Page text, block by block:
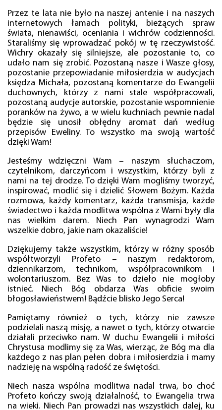
Przez te lata nie było na naszej antenie i na naszych
internetowych łamach polityki, bieżących spraw
świata, nienawiści, oceniania i wichrów codzienności.
Staraliśmy się wprowadzać pokój w tę rzeczywistość.
Wichry okazały się silniejsze, ale pozostanie to, co
udało nam się zrobić. Pozostaną nasze i Wasze głosy,
pozostanie przepowiadanie miłosierdzia w audycjach
księdza Michała, pozostaną komentarze do Ewangelii
duchownych, którzy z nami stale współpracowali,
pozostaną audycje autorskie, pozostanie wspomnienie
poranków na żywo, a w wielu kuchniach pewnie nadal
będzie się unosił obłędny aromat dań według
przepisów Eweliny. To wszystko ma swoją wartość
dzięki Wam!
Jesteśmy wdzięczni Wam – naszym słuchaczom,
czytelnikom, darczyńcom i wszystkim, którzy byli z
nami na tej drodze. To dzięki Wam mogliśmy tworzyć,
inspirować, modlić się i dzielić Słowem Bożym. Każda
rozmowa, każdy komentarz, każda transmisja, każde
świadectwo i każda modlitwa wspólna z Wami były dla
nas wielkim darem. Niech Pan wynagrodzi Wam
wszelkie dobro, jakie nam okazaliście!
Dziękujemy także wszystkim, którzy w różny sposób
współtworzyli Profeto – naszym redaktorom,
dziennikarzom, technikom, współpracownikom i
wolontariuszom. Bez Was to dzieło nie mogłoby
istnieć. Niech Bóg obdarza Was obficie swoim
błogosławieństwem! Bądźcie blisko Jego Serca!
Pamiętamy również o tych, którzy nie zawsze
podzielali naszą misję, a nawet o tych, którzy otwarcie
działali przeciwko nam. W duchu Ewangelii i miłości
Chrystusa modlimy się za Was, wierząc, że Bóg ma dla
każdego z nas plan pełen dobra i miłosierdzia i mamy
nadzieję na wspólną radość ze świętości.
Niech nasza wspólna modlitwa nadal trwa, bo choć
Profeto kończy swoją działalność, to Ewangelia trwa
na wieki. Niech Pan prowadzi nas wszystkich dalej, ku